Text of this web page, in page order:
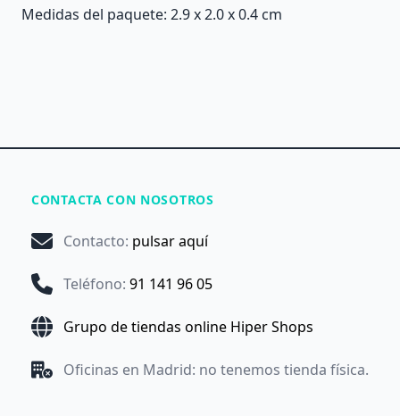
Medidas del paquete: 2.9 x 2.0 x 0.4 cm
CONTACTA CON NOSOTROS
Contacto: pulsar aquí
Teléfono: 91 141 96 05
Grupo de tiendas online Hiper Shops
Oficinas en Madrid: no tenemos tienda física.